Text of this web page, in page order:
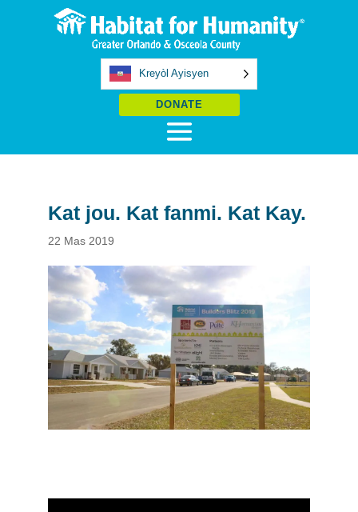
Kreyòl Ayisyen
DONATE
Kat jou. Kat fanmi. Kat Kay.
22 Mas 2019